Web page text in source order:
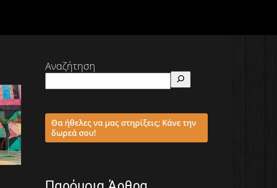
Αναζήτηση
Θα ήθελες να μας στηρίξεις; Κάνε την
δωρεά σου!